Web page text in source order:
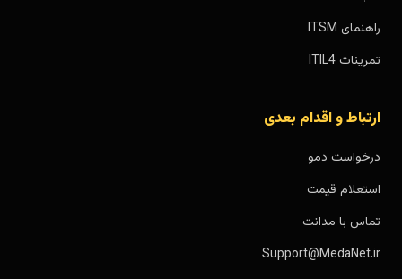
راهنمای ITSM
تمرینات ITIL4
ارتباط و اقدام بعدی
درخواست دمو
استعلام قیمت
تماس با مدانت
Support@MedaNet.ir